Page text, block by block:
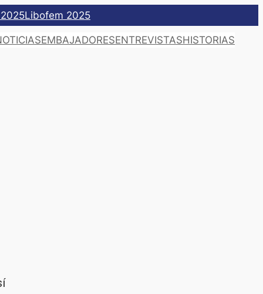
Libofem 2025
EMBAJADORESENTREVISTASHISTORIAS